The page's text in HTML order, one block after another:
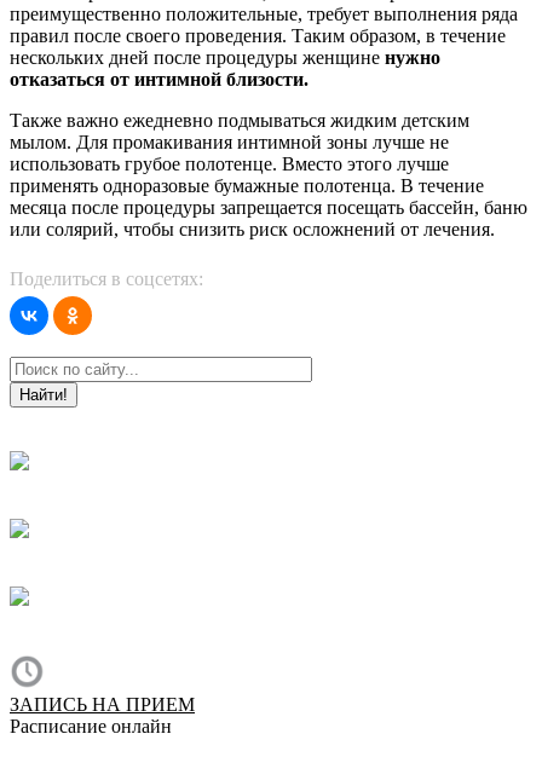
всему коллективу «Санталь», в частности Давиденко
Ольге Николаевне, настоящий профессионал своего
дела. Еще хотелось бы отличить Пугачёву Инну
Анатольевну, очень приятная и доброжелательная
с ней справляется.
Благодарный пациент, 29.07.2020
Отлично!
Ольга Николаевна мне очень понравилась, как
смотрела мою дочь, которая у такого специалиста
была первый раз, и очень стеснялась. Ольга
Николаевна отнеслась с пониманием и терпением. В
Спасибо доктору и клинике.
Оксана Николаевна Хорошая, 03.12.2019
преимущественно положительные, требует выполнения ряда
правил после своего проведения. Таким образом, в течение
нескольких дней после процедуры женщине нужно
отказаться от интимной близости.
Также важно ежедневно подмываться жидким детским
мылом. Для промакивания интимной зоны лучше не
использовать грубое полотенце. Вместо этого лучше
применять одноразовые бумажные полотенца. В течение
месяца после процедуры запрещается посещать бассейн, баню
или солярий, чтобы снизить риск осложнений от лечения.
Поделиться в соцсетях:
Найти!
ЗАПИСЬ НА ПРИЕМ
Расписание онлайн